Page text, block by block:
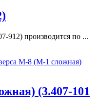
912) производится по ...
(3.407-101